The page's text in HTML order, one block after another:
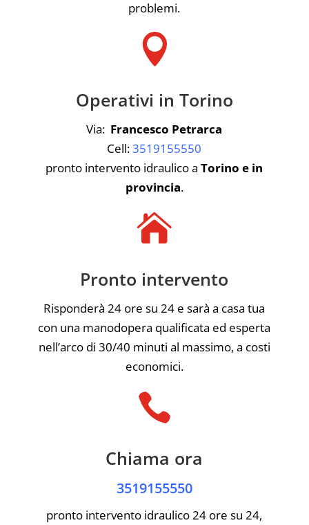
problemi.

Operativi in Torino
Via: Francesco Petrarca
Cell:3519155550
pronto intervento idraulico aTorino e in
provincia.

Pronto intervento
Risponderà 24 ore su 24 e sarà a casa tua
con una manodopera qualificata ed esperta
nell’arco di 30/40 minuti al massimo, a costi
economici.

Chiama ora
3519155550
pronto intervento idraulico 24 ore su 24,